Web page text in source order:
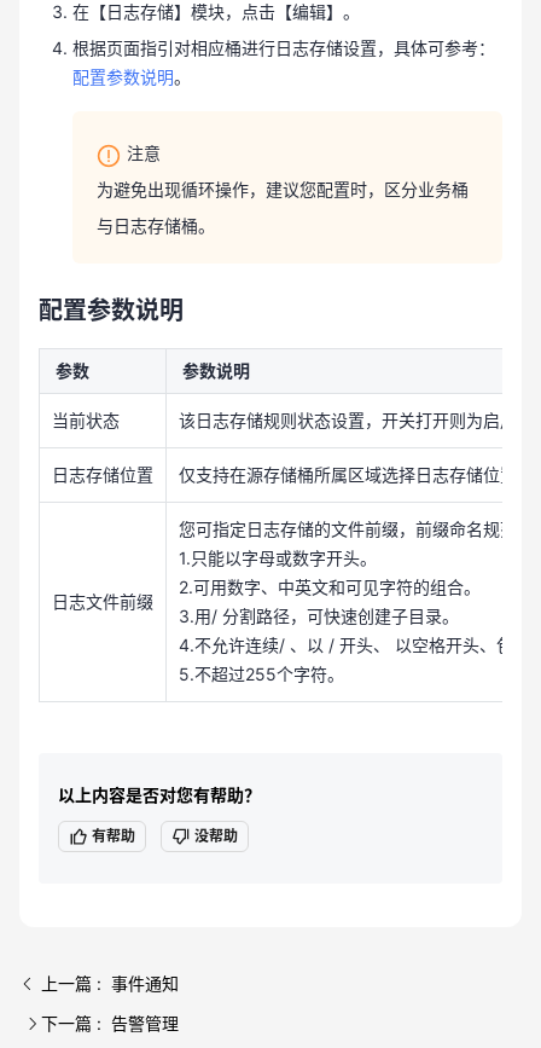
在【日志存储】模块，点击【编辑】。
根据页面指引对相应桶进行日志存储设置，具体可参考：
配置参数说明。
注意
为避免出现循环操作，建议您配置时，区分业务桶
与日志存储桶。
配置参数说明
参数 参数说明
当前状态 该日志存储规则状态设置，开关打开则为启用
日志存储位置 仅支持在源存储桶所属区域选择日志存储位置。
日志文件前缀
您可指定日志存储的文件前缀，前缀命名规范如
1.只能以字母或数字开头。
2.可用数字、中英文和可见字符的组合。
3.用/ 分割路径，可快速创建子目录。
4.不允许连续/ 、以 / 开头、 以空格开头、包含
5.不超过255个字符。
以上内容是否对您有帮助？
有帮助 没帮助
上一篇 : 事件通知
下一篇 : 告警管理